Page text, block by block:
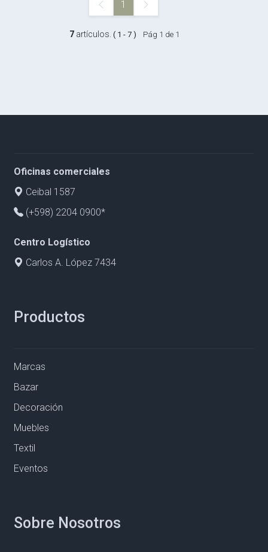
1
7 artículos. ( 1 - 7 ) Pág 1 de 1
Oficinas comerciales
Ceibal 1587
(+598) 2204 0900*
Centro Logístico
Carlos A. López 7434
Productos
Marcas
Bazar
Decoración
Muebles
Textil
Eventos
Sobre Nosotros